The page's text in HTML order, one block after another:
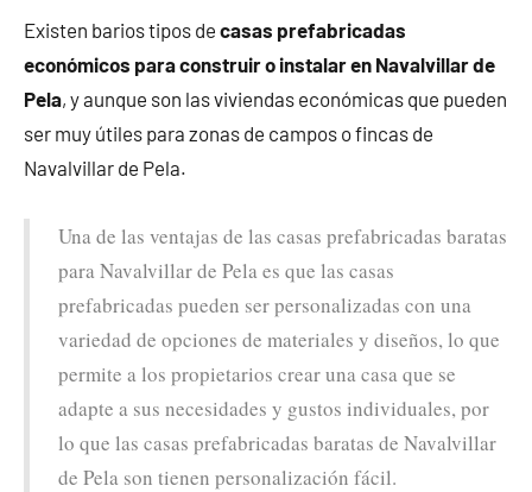
Existen barios tipos de casas prefabricadas
económicos para construir o instalar en Navalvillar de
Pela, y aunque son las viviendas económicas que pueden
ser muy útiles para zonas de campos o fincas de
Navalvillar de Pela.
Una de las ventajas de las casas prefabricadas baratas
para Navalvillar de Pela es que las casas
prefabricadas pueden ser personalizadas con una
variedad de opciones de materiales y diseños, lo que
permite a los propietarios crear una casa que se
adapte a sus necesidades y gustos individuales, por
lo que las casas prefabricadas baratas de Navalvillar
de Pela son tienen personalización fácil.